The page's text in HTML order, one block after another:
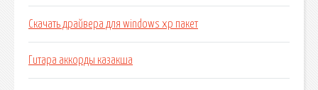
Скачать драйвера для windows xp пакет
Гитара аккорды казакша